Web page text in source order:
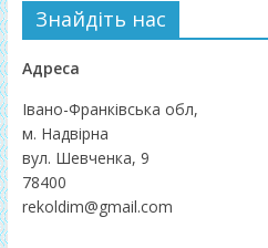
Знайдіть нас
Адреса
Івано-Франківська обл,
м. Надвірна
вул. Шевченка, 9
78400
rekoldim@gmail.com